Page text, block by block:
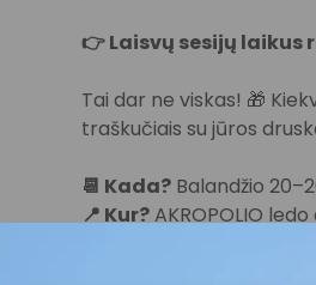
👉 Laisvų sesijų laikus
Tai dar ne viskas! 🎁
traškučiais su jūros
📆 Kada? Balandžio
📍 Kur?AKROPOLIO